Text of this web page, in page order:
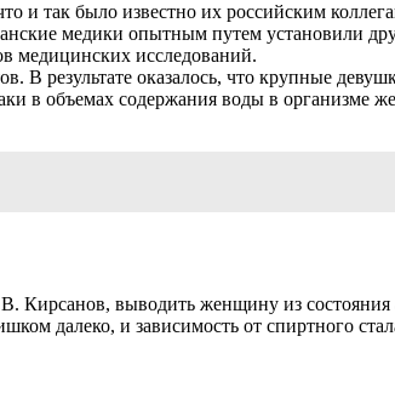
так было известно их российским
медики опытным путем установили
медицинских исследований.
результате оказалось, что крупные
в объемах содержания воды в организме
Кирсанов, выводить женщину из состояния
далеко, и зависимость от спиртного